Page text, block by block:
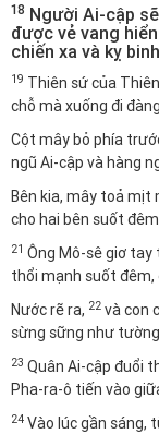
18 Người Ai-cập
được vẻ vang
chiến xa và kỵ
19 Thiên sứ của
chỗ mà xuống đi
Cột mây bỏ phía
ngũ Ai-cập và hàng
Bên kia, mây toả mịt
cho hai bên suốt
21 Ông Mô-sê giơ
thổi mạnh suốt đêm,
Nước rẽ ra, 22 và con
sừng sững như
23 Quân Ai-cập đuổi
Pha-ra-ô tiến vào
24 Vào lúc gần sáng,